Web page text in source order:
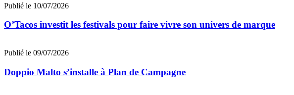
Publié le 10/07/2026
O’Tacos investit les festivals pour faire vivre son univers de marque
Publié le 09/07/2026
Doppio Malto s’installe à Plan de Campagne